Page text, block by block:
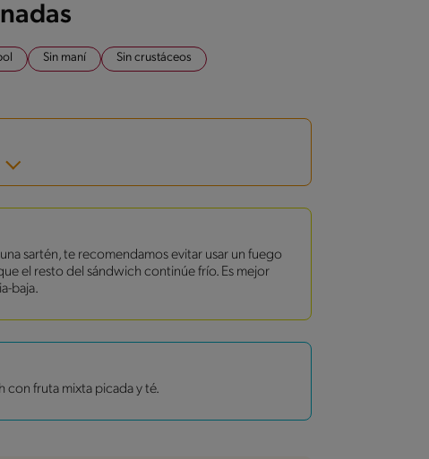
Sin maní
Sin crustáceos
sartén, te recomendamos evitar usar un fuego
el resto del sándwich continúe frío. Es mejor
baja.
con fruta mixta picada y té.